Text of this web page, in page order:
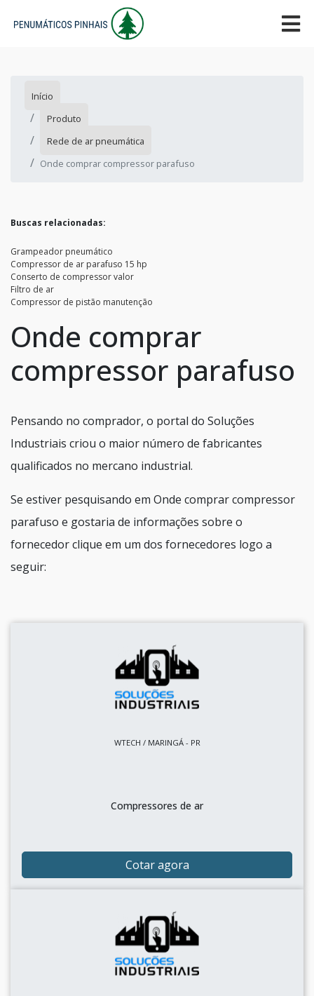
Início
Produto
Rede de ar pneumática
Onde comprar compressor parafuso
Buscas relacionadas:
Grampeador pneumático
Compressor de ar parafuso 15 hp
Conserto de compressor valor
Filtro de ar
Compressor de pistão manutenção
Onde comprar
compressor parafuso
Pensando no comprador, o portal do Soluções
Industriais criou o maior número de fabricantes
qualificados no mercano industrial.
Se estiver pesquisando em Onde comprar compressor
parafuso e gostaria de informações sobre o
fornecedor clique em um dos fornecedores logo a
seguir:
WTECH / MARINGÁ - PR
Compressores de ar
Cotar agora